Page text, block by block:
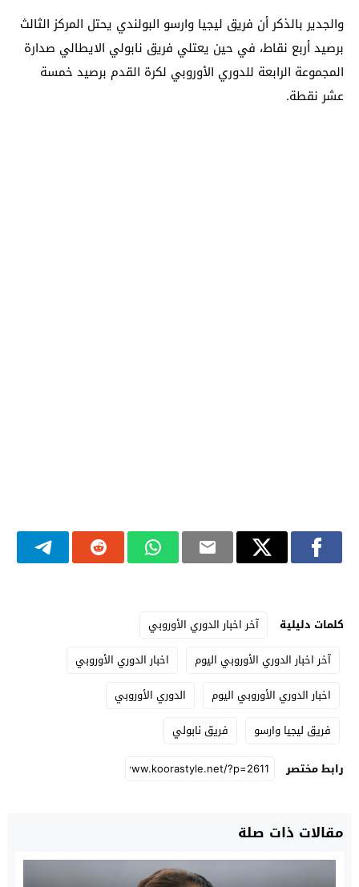
والجدير بالذكر أن فريق ليجيا وارسو البولندي يحتل المركز الثالث
برصيد أربع نقاط، في حين يعتلي فريق نابولي الايطالي صدارة
المجموعة الرابعة للدوري الأوروبي لكرة القدم برصيد خمسة
عشر نقطة.
كلمات دليلية
آخر اخبار الدوري الأوروبي
آخر اخبار الدوري الأوروبي اليوم
اخبار الدوري الأوروبي
اخبار الدوري الأوروبي اليوم
الدوري الأوروبي
فريق ليجيا وارسو
فريق نابولي
رابط مختصر
مقالات ذات صلة